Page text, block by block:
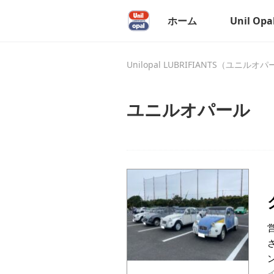
ホーム Unil
Unilopal LUBRIFIANTS（ユニルオパ
ユニルオパール